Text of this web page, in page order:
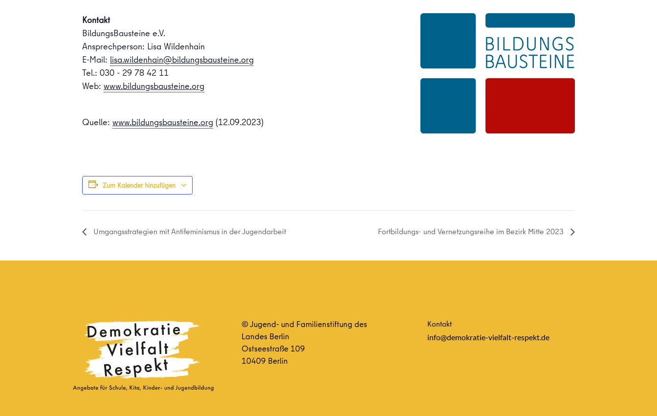
Kontakt
BildungsBausteine e.V.
Ansprechperson: Lisa Wildenhain
E-Mail: lisa.wildenhain@bildungsbausteine.org
Tel.: 030 ‐ 29 78 42 11
Web: www.bildungsbausteine.org
Quelle: www.bildungsbausteine.org (12.09.2023)
Zum Kalender hinzufügen
Umgangsstrategien mit Antifeminismus in der Jugendarbeit Fortbildungs- und Vernetzungsreihe im Bezirk Mitte 2023
© Jugend- und Familienstiftung des
Landes Berlin
Ostseestraße 109
10409 Berlin
Kontakt
info@demokratie-vielfalt-respekt.de